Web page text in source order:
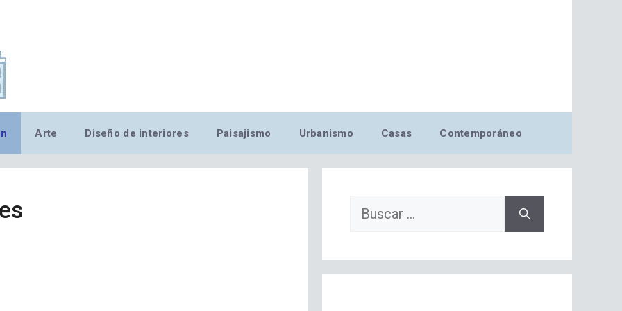
Arte Diseño de interiores Paisajismo Urbanismo Casas Contemporáneo
Buscar: